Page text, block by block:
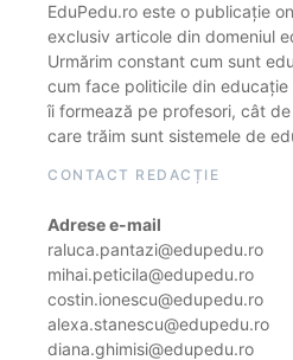
EduPedu.ro este o publicație
exclusiv articole din domeniul
Urmărim constant cum sunt
cum face politicile din
îi formează pe profesori, cât
care trăim sunt sistemele de
CONTACT REDACȚIE
Adrese e-mail
raluca.pantazi@edupedu.ro
mihai.peticila@edupedu.ro
costin.ionescu@edupedu.ro
alexa.stanescu@edupedu.ro
diana.ghimisi@edupedu.ro